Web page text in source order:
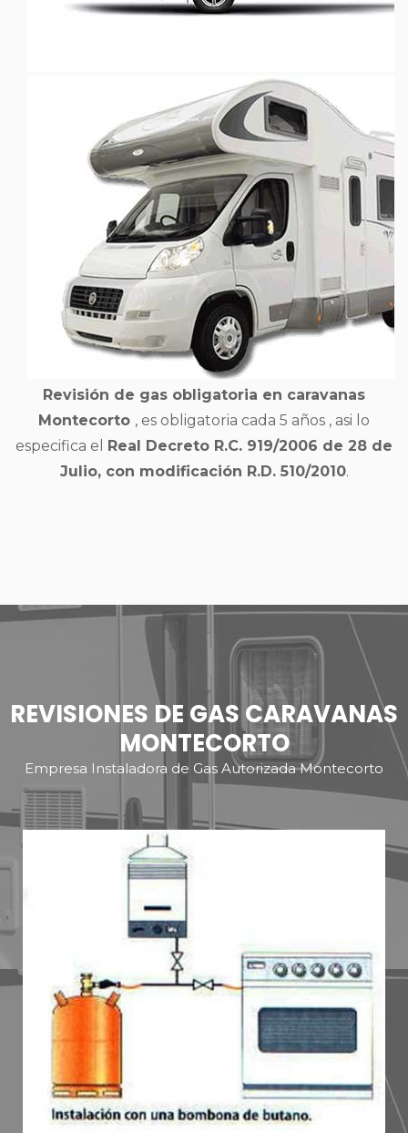
Revisión de gas obligatoria en caravanas
Montecorto , es obligatoria cada 5 años , asi lo
especifica el Real Decreto R.C. 919/2006 de 28 de
Julio, con modificación R.D. 510/2010.
REVISIONES DE GAS CARAVANAS
MONTECORTO
Empresa Instaladora de Gas Autorizada Montecorto